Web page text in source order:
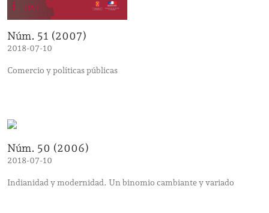
Núm. 51 (2007)
2018-07-10
Comercio y políticas públicas
Núm. 50 (2006)
2018-07-10
Indianidad y modernidad. Un binomio cambiante y variado